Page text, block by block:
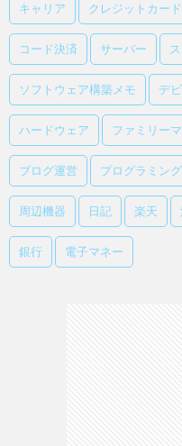
キャリア クレジットカード
コード決済 サーバー
ソフトウェア構築メモ デ
ハードウェア ファミリー
ブログ運営 プログラミング
周辺機器 日記 楽天
銀行 電子マネー